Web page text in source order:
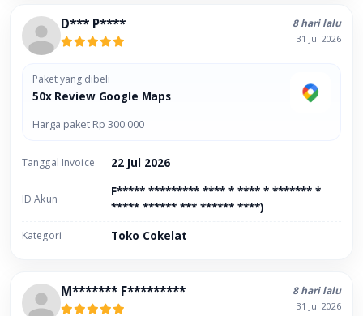
D*** P**** 8 hari lalu
31 Jul 2026
Paket yang dibeli
50x Review Google Maps
Harga paket Rp 300.000
Tanggal Invoice 22 Jul 2026
ID Akun
F***** ********* **** * **** * ******* *
***** ****** *** ****** ****)
Kategori Toko Cokelat
M******* F********* 8 hari lalu
31 Jul 2026